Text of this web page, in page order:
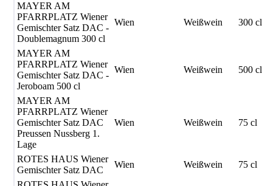
MAYER AM
PFARRPLATZ Wiener
Gemischter Satz DAC -
Doublemagnum 300 cl
Wien Weißwein 300 cl
MAYER AM
PFARRPLATZ Wiener
Gemischter Satz DAC -
Jeroboam 500 cl
Wien Weißwein 500 cl
MAYER AM
PFARRPLATZ Wiener
Gemischter Satz DAC
Preussen Nussberg 1.
Lage
Wien Weißwein 75 cl
ROTES HAUS Wiener
Gemischter Satz DAC
Wien Weißwein 75 cl